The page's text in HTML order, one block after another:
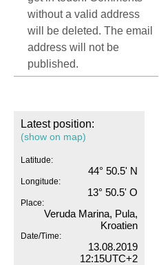
without a valid address
will be deleted. The email
address will not be
published.
Latest position:
(show on map)
Latitude:
44° 50.5' N
Longitude:
13° 50.5' O
Place:
Veruda Marina, Pula,
Kroatien
Date/Time:
13.08.2019
12:15UTC+2